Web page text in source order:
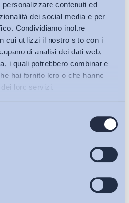
contenuti ed
dei social media e per
Condividiamo inoltre
cui utilizzi il nostro sito con i
di analisi dei dati web,
i quali potrebbero combinarle
hai fornito loro o che hanno
loro servizi.
dei dati personali descritti